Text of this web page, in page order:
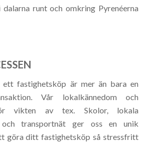
dalarna runt och omkring Pyrenéerna
fastighetsköp är mer än bara en
Vår lokalkännedom och
vikten av tex. Skolor, lokala
och transportnät ger oss en unik
göra ditt fastighetsköp så stressfritt